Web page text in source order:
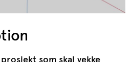
som skal vekke